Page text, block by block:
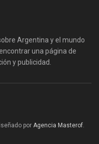
Argentina y el mundo
una página de
y publicidad.
por Agencia Masterof.